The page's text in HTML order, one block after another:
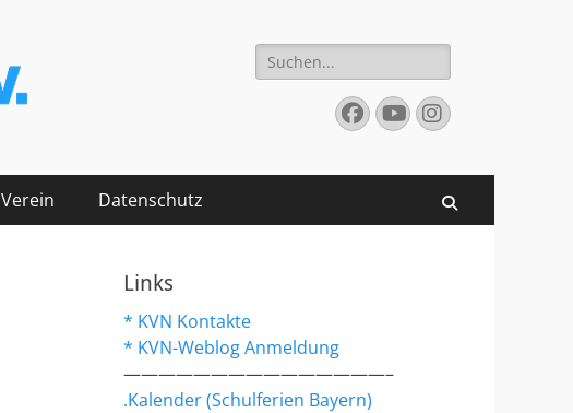
Suchen
nach:
Facebook
YouTube
Instagram
Verein Datenschutz
Links
* KVN Kontakte
* KVN-Weblog Anmeldung
———————————————–
.Kalender (Schulferien Bayern)